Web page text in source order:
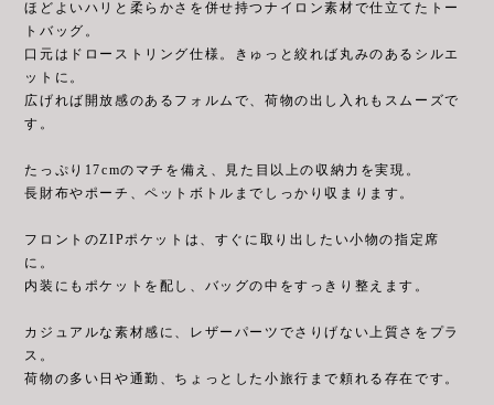
ほどよいハリと柔らかさを併せ持つナイロン素材で仕立てたトー
トバッグ。
口元はドローストリング仕様。きゅっと絞れば丸みのあるシルエ
ットに。
広げれば開放感のあるフォルムで、荷物の出し入れもスムーズで
す。
たっぷり17cmのマチを備え、見た目以上の収納力を実現。
長財布やポーチ、ペットボトルまでしっかり収まります。
フロントのZIPポケットは、すぐに取り出したい小物の指定席
に。
内装にもポケットを配し、バッグの中をすっきり整えます。
カジュアルな素材感に、レザーパーツでさりげない上質さをプラ
ス。
荷物の多い日や通勤、ちょっとした小旅行まで頼れる存在です。